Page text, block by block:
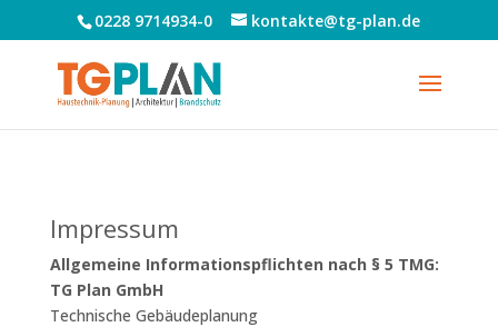
0228 9714934-0 kontakte@tg-plan.de
Impressum
Allgemeine Informationspflichten nach § 5 TMG:
TG Plan GmbH
Technische Gebäudeplanung